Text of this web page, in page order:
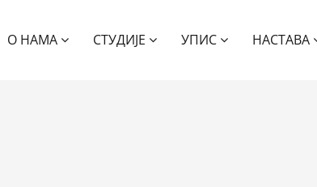
О НАМА СТУДИЈЕ УПИС НАСТАВА